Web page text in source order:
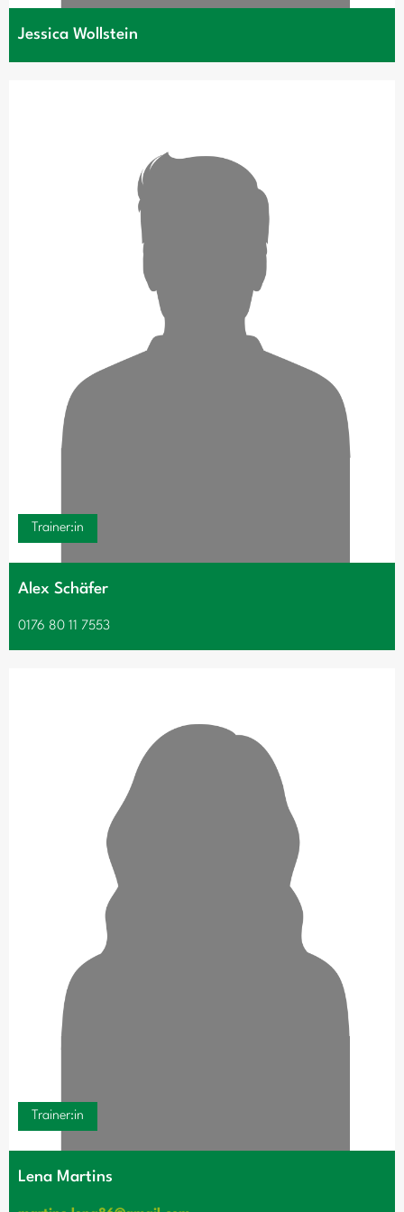
Jessica Wollstein
Trainer:in
Alex Schäfer
0176 80 11 7553
Trainer:in
Lena Martins